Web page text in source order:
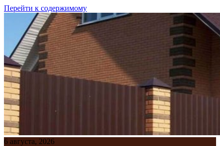
Перейти к содержимому
6 августа, 2026